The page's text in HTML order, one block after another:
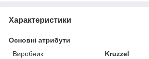
Характеристики
Основні атрибути
Виробник
Kruzzel